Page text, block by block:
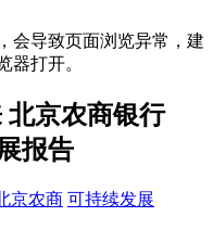
会导致页面浏览异常，建
器打开。
北京农商银行
报告
京农商 可持续发展